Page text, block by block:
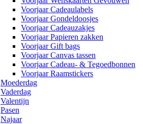
Voorjaar Cadeaulabels
Voorjaar Gondeldoosjes
Voorjaar Cadeauzakjes
Voorjaar Papieren zakken
Voorjaar Gift bags
Voorjaar Canvas tassen
Voorjaar Cadeau- & Tegoedbonnen
Voorjaar Raamstickers
Moederdag
Vaderdag
Valentijn
Pasen
Najaar